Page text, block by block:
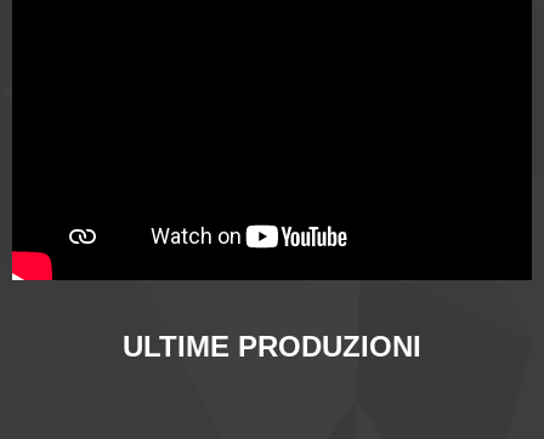
ULTIME PRODUZIONI